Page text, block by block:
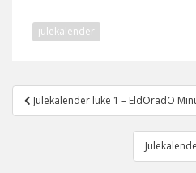
julekalender
Post
navigation
Julekalender luke 1 – EldOradO